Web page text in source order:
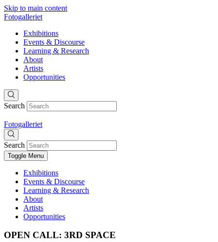
Skip to main content
Fotogalleriet
Exhibitions
Events & Discourse
Learning & Research
About
Artists
Opportunities
Search
Fotogalleriet
Search
Toggle Menu
Exhibitions
Events & Discourse
Learning & Research
About
Artists
Opportunities
OPEN CALL: 3RD SPACE